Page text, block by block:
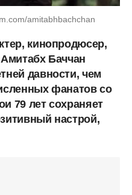
amitabhbachchan
кинопродюсер,
Баччан
давности, чем
фанатов со
79 лет сохраняет
настрой,